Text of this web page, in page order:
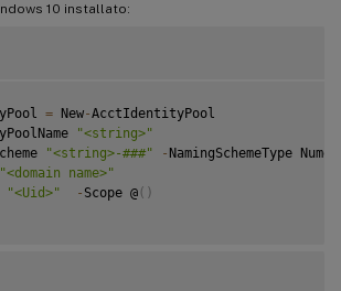
10 installato:
= New-AcctIdentityPool
"<string>"
"<string>-###" - NamingSchemeType
"<domain name>"
"<Uid>" - Scope @ ( )